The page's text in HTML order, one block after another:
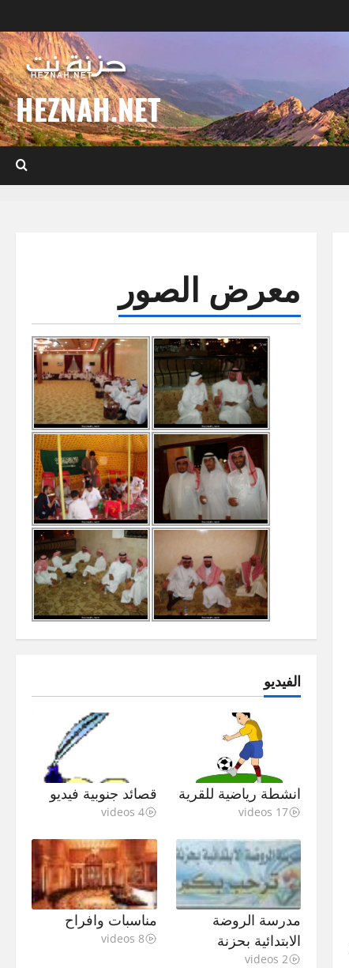
HEZNAH.NET
معرض الصور
الفيديو
انشطة رياضية للقرية
17 videos
قصائد جنوبية فيديو
4 videos
مدرسة الروضة
الابتدائية بحزنة
2 videos
مناسبات وافراح
8 videos